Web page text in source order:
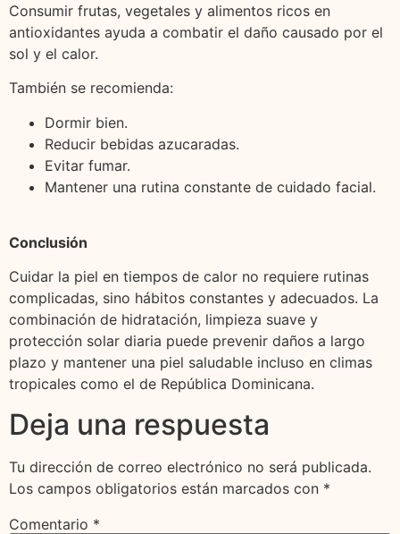
Consumir frutas, vegetales y alimentos ricos en
antioxidantes ayuda a combatir el daño causado por el
sol y el calor.
También se recomienda:
Dormir bien.
Reducir bebidas azucaradas.
Evitar fumar.
Mantener una rutina constante de cuidado facial.
Conclusión
Cuidar la piel en tiempos de calor no requiere rutinas
complicadas, sino hábitos constantes y adecuados. La
combinación de hidratación, limpieza suave y
protección solar diaria puede prevenir daños a largo
plazo y mantener una piel saludable incluso en climas
tropicales como el de República Dominicana.
Deja una respuesta
Tu dirección de correo electrónico no será publicada.
Los campos obligatorios están marcados con *
Comentario *